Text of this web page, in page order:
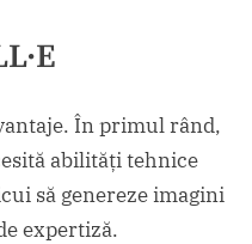
În primul rând,
abilități tehnice
să genereze imagini
expertiză.